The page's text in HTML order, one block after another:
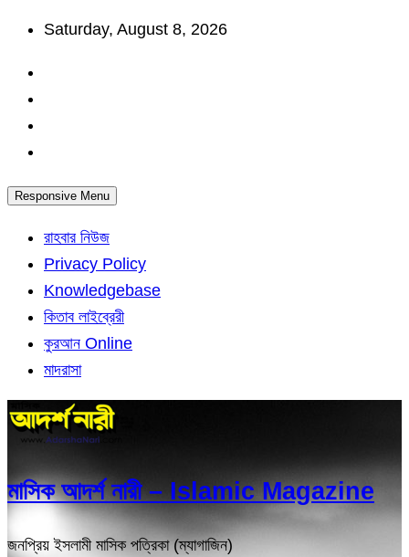
Skip
content
Saturday, August 8, 2026
Responsive Menu
রাহবার নিউজ
Privacy Policy
Knowledgebase
কিতাব লাইব্রেরী
কুরআন Online
মাদরাসা
মাসিক আদর্শ নারী – Islamic Magazine
জনপ্রিয় ইসলামী মাসিক পত্রিকা (ম্যাগাজিন)